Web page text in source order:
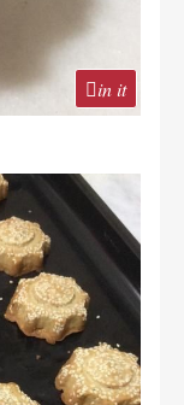
in it